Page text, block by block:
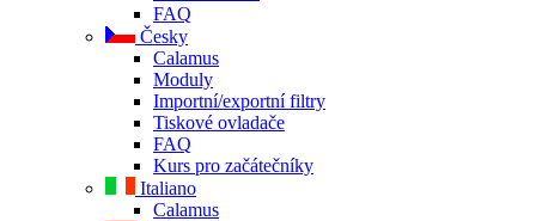
FAQ
Česky
Calamus
Moduly
Importní/exportní filtry
Tiskové ovladače
FAQ
Kurs pro začátečníky
Italiano
Calamus